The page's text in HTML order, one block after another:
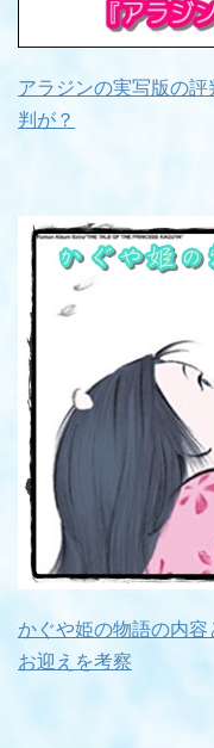
アラジンの実写版の
判が？
かぐや姫の物語の内
お迎えを考察